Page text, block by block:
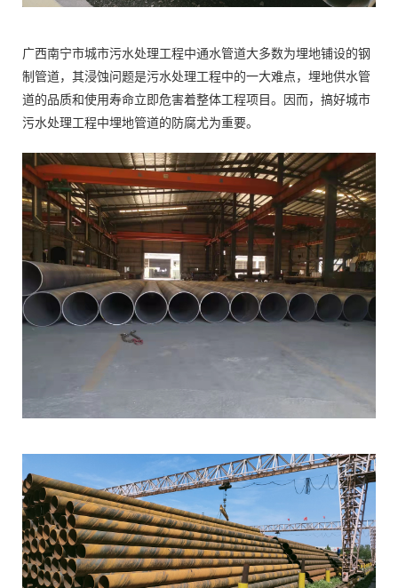
广西南宁市城市污水处理工程中通水管道大多数为埋地铺设的钢
制管道，其浸蚀问题是污水处理工程中的一大难点，埋地供水管
道的品质和使用寿命立即危害着整体工程项目。因而，搞好城市
污水处理工程中埋地管道的防腐尤为重要。